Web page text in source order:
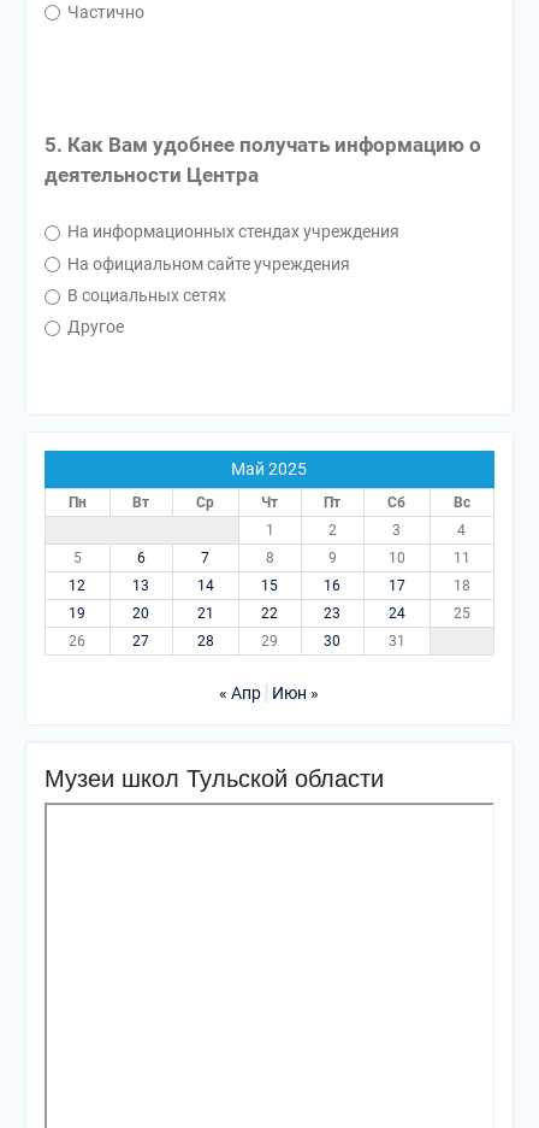
Частично
5. Как Вам удобнее получать информацию о
деятельности Центра
На информационных стендах учреждения
На официальном сайте учреждения
В социальных сетях
Другое
Май 2025
Пн Вт Ср Чт Пт Сб
Вс
1
2 3
4
5
6 7 8 9 10
11
12
13 14 15 16 17
18
19
20 21 22 23 24
25
26
27 28 29 30 31
« Апр Июн »
Музеи школ Тульской области